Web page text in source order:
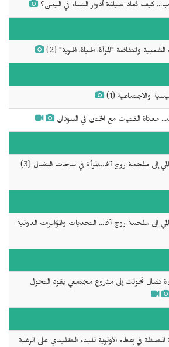
كيف تُعاد صياغة أدوار النساء في اليمن؟
وانتفاضة "المرأة، الحياة، الحرية" (2)
والاجتماعية (1)
معاناة الفتيات مع الختان في السودان
إلى ملحمة روج آفا...المرأة في ساحات النضال (3)
إلى ملحمة روج آفا... التحديات والمؤامرات الدولية
نضال تحولت إلى مشروع مجتمعي يقود التحول
المتمثلة في إعطاء الأولوية للبناء التقليدي على الرغبة